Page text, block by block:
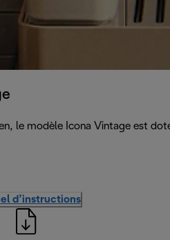
le modèle Icona Vintage est
d’instructions